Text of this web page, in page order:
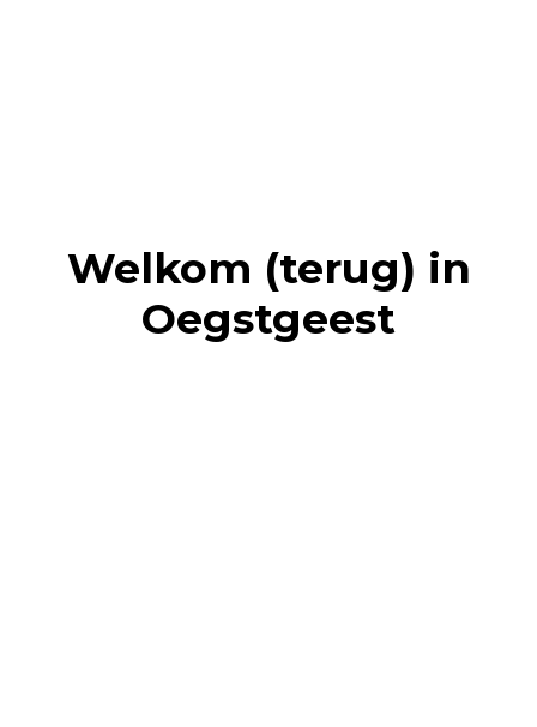
Welkom (terug) in
Oegstgeest